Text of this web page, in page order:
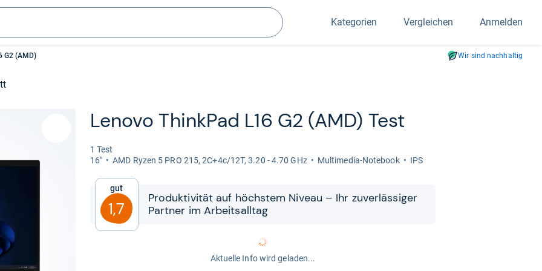
Suchen
Kategorien Vergleichen Anmelden
G2 (AMD) Wir sind nachhaltig
Lenovo Think­Pad L16 G2 (AMD) Test
1 Test
16"
AMD Ryzen 5 PRO 215, 2C+4c/12T, 3.20 -​ 4.70 GHz Mul­ti­me­dia-​Note­book IPS
Gut
1,7
Pro­duk­ti­vi­tät auf höchs­tem Niveau – Ihr zuver­läs­si­ger
Part­ner im Arbeit­sall­tag
Aktuelle Info wird geladen...